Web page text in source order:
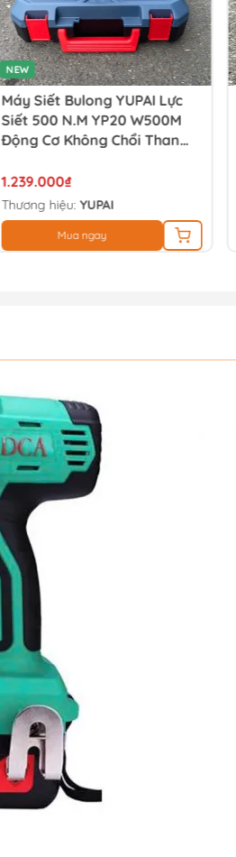
NEW
Máy Siết Bulong YUPAI Lực
Siết 500 N.M YP20 W500M
Động Cơ Không Chổi Than
1.239.000₫
Thương hiệu:YUPAI
Mua ngay